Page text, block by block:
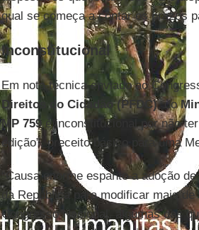
qual se começa a contar os prazos
Inconstitucional
Em nota técnica enviado ao
Direitos do Cidadão (PFDC), do
MP 759é inconstitucional por não
edição”, preceito básico para uma
“Causa enorme espanto a adoção
da República para modificar mais
Congresso Nacional, algumas das